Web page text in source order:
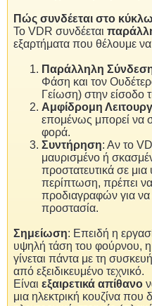
Πώς συνδέεται στο
Το VDR συνδέεται
εξαρτήματα που θέλουμε
Παράλληλη
Φάση και τον
Γείωση) στην είσοδο
Αμφίδρομη
επομένως μπορεί να
φορά.
Συντήρηση: Αν το
μαυρισμένο ή
προστατευτικά σε
περίπτωση, πρέπει να
προδιαγραφών για να
προστασία.
Σημείωση: Επειδή η
υψηλή τάση του φούρνου, η
γίνεται πάντα με τη συσκευή
από εξειδικευμένο τεχνικό.
Είναι εξαιρετικά απίθανο
μια ηλεκτρική κουζίνα που